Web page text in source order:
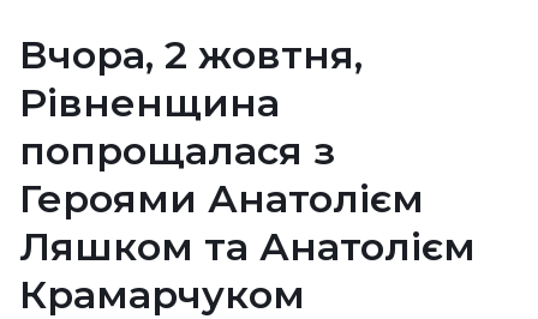
Вчора, 2 жовтня,
Рівненщина
попрощалася з
Героями Анатолієм
Ляшком та Анатолієм
Крамарчуком